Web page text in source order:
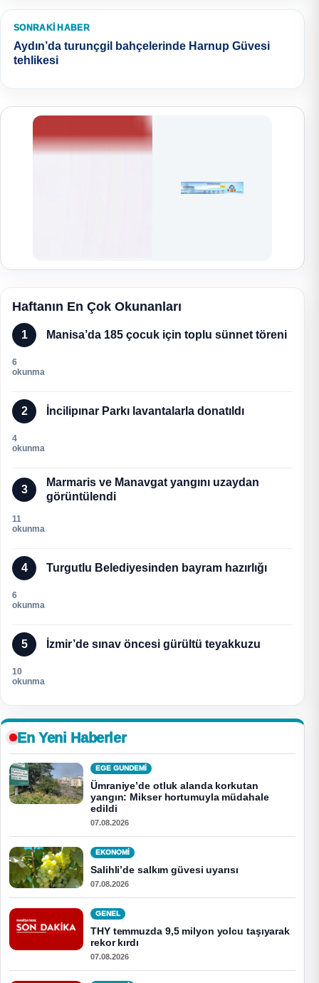
SONRAKI HABER
Aydın’da turunçgil bahçelerinde Harnup Güvesi
tehlikesi
Haftanın En Çok Okunanları
1 Manisa’da 185 çocuk için toplu sünnet töreni
6
okunma
2 İncilipınar Parkı lavantalarla donatıldı
4
okunma
3
Marmaris ve Manavgat yangını uzaydan
görüntülendi
11
okunma
4 Turgutlu Belediyesinden bayram hazırlığı
6
okunma
5 İzmir’de sınav öncesi gürültü teyakkuzu
10
okunma
En Yeni Haberler
EGE GUNDEMİ
Ümraniye’de otluk alanda korkutan
yangın: Mikser hortumuyla müdahale
edildi
07.08.2026
EKONOMI
Salihli’de salkım güvesi uyarısı
07.08.2026
GENEL
THY temmuzda 9,5 milyon yolcu taşıyarak
rekor kırdı
07.08.2026